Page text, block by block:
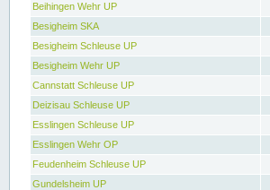
Beihingen Wehr UP
Besigheim SKA
Besigheim Schleuse UP
Besigheim Wehr UP
Cannstatt Schleuse UP
Deizisau Schleuse UP
Esslingen Schleuse UP
Esslingen Wehr OP
Feudenheim Schleuse UP
Gundelsheim UP